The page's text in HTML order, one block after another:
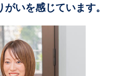
いを感じています。